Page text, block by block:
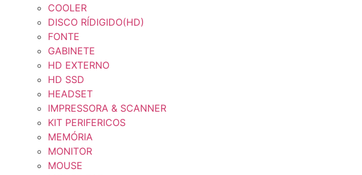
COOLER
DISCO RÍDIGIDO(HD)
FONTE
GABINETE
HD EXTERNO
HD SSD
HEADSET
IMPRESSORA & SCANNER
KIT PERIFERICOS
MEMÓRIA
MONITOR
MOUSE